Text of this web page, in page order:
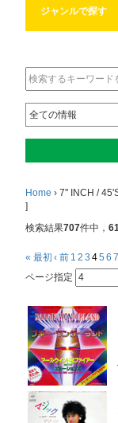
Home ›7'' INCH /
]
検索結果707件中，
« 最初 ‹ 前 1 2 3 45 6 7
ページ指定